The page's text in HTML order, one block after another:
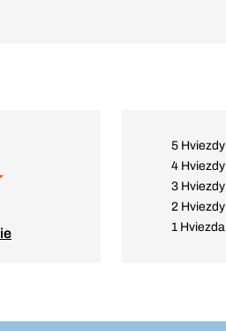
5 Hviezdy
4 Hviezdy
3 Hviezdy
2 Hviezdy
1 Hviezda